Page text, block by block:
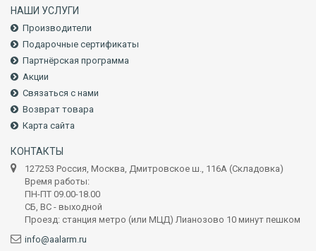
НАШИ УСЛУГИ
Производители
Подарочные сертификаты
Партнёрская программа
Акции
Связаться с нами
Возврат товара
Карта сайта
КОНТАКТЫ
127253 Россия, Москва, Дмитровское ш., 116А (Складовка)
Время работы:
ПН-ПТ 09.00-18.00
СБ, ВС - выходной
Проезд: станция метро (или МЦД) Лианозово 10 минут пешком
info@aalarm.ru